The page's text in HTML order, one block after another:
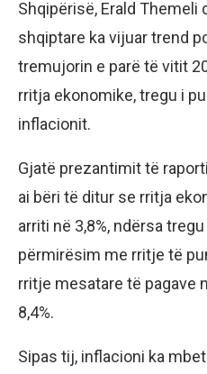
Shqipërisë, Erald Themeli
shqiptare ka vijuar trend
tremujorin e parë të vitit
rritja ekonomike, tregu i
inflacionit.
Gjatë prezantimit të
ai bëri të ditur se rritja
arriti në 3,8%, ndërsa
përmirësim me rritje të
rritje mesatare të pagave
8,4%.
Sipas tij, inflacioni ka